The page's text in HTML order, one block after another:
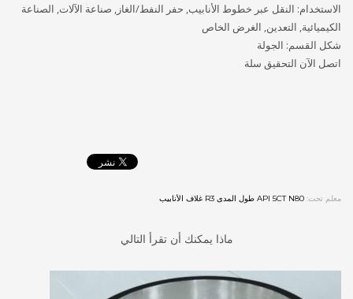
الاستخدام: النقل عبر خطوط الأنابيب, حفر النفط/الغاز, صناعة الآلات, الصناعة
الكيميائية, التعدين, الغرض الخاص
شكل القسم: الجولة
اتصل الآن التحقيق سلة
معلم تحت: API 5CT N80 طول المدى R3 غلاف الأنابيب
ماذا يمكنك أن تقرأ التالي